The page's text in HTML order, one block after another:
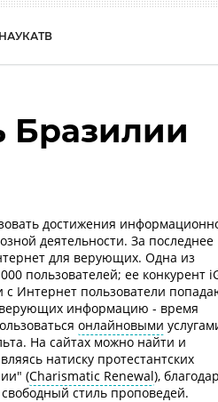
НАУКАТВ
Бразилии
достижения
деятельности. За последнее
для верующих. Одна из
пользователей; ее конкурент
с Интернет пользователи
верующих информацию - время
онлайновыми
На сайтах можно найти и
натиску протестантских
(Charismatic Renewal),
стиль проповедей.